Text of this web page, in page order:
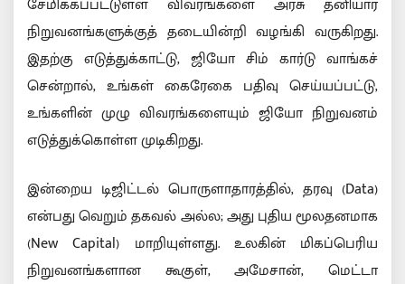
நிறுவனங்களுக்குத் தடையின்றி வழங்கி வருகிறது.
இதற்கு எடுத்துக்காட்டு, ஜியோ சிம் கார்டு வாங்கச்
சென்றால், உங்கள் கைரேகை பதிவு செய்யப்பட்டு,
உங்களின் முழு விவரங்களையும் ஜியோ நிறுவனம்
எடுத்துக்கொள்ள முடிகிறது.
இன்றைய டிஜிட்டல் பொருளாதாரத்தில், தரவு (Data)
என்பது வெறும் தகவல் அல்ல; அது புதிய மூலதனமாக
(New Capital) மாறியுள்ளது. உலகின் மிகப்பெரிய
நிறுவனங்களான கூகுள், அமேசான், மெட்டா